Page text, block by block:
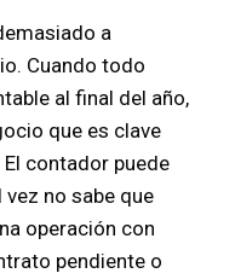
a
Cuando todo
al final del año,
que es clave
contador puede
no sabe que
operación con
pendiente o